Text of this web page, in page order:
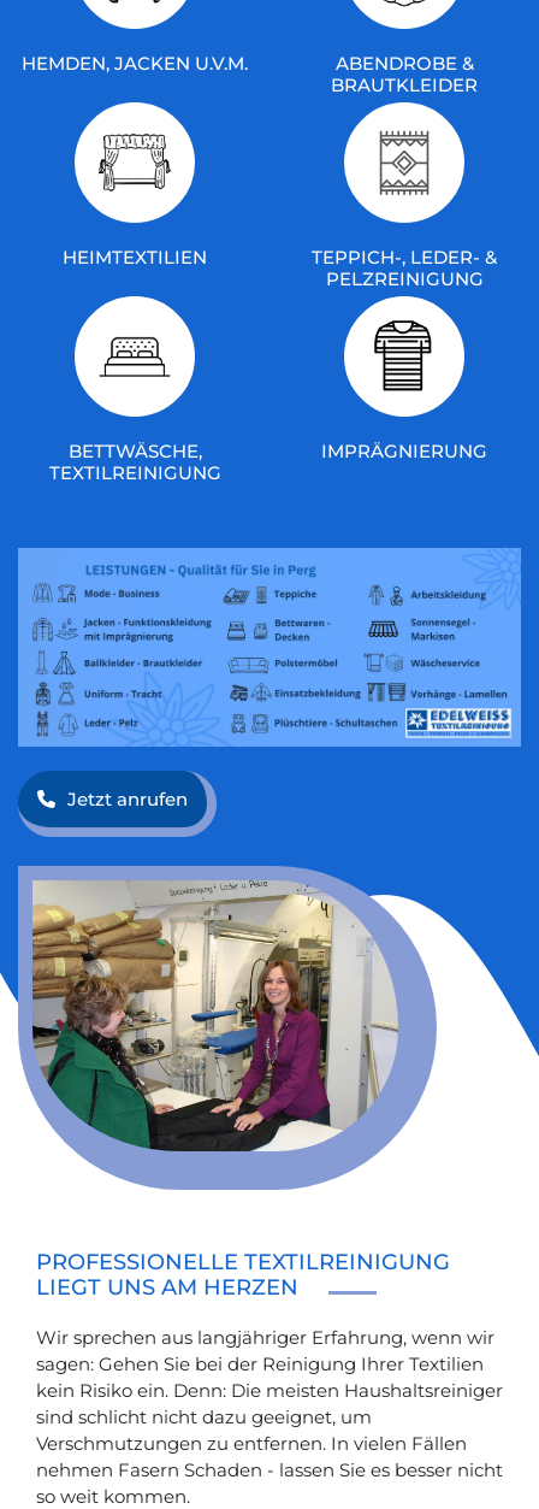
HEMDEN, JACKEN U.V.M.
ABENDROBE &
BRAUTKLEIDER
HEIMTEXTILIEN
TEPPICH-, LEDER- &
PELZREINIGUNG
BETTWÄSCHE,
TEXTILREINIGUNG
IMPRÄGNIERUNG
Jetzt anrufen
PROFESSIONELLE TEXTILREINIGUNG
LIEGT UNS AM HERZEN
Wir sprechen aus langjähriger Erfahrung, wenn wir
sagen: Gehen Sie bei der Reinigung Ihrer Textilien
kein Risiko ein. Denn: Die meisten Haushaltsreiniger
sind schlicht nicht dazu geeignet, um
Verschmutzungen zu entfernen. In vielen Fällen
nehmen Fasern Schaden - lassen Sie es besser nicht
so weit kommen.